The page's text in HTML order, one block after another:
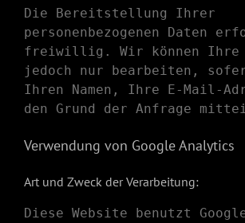
Die Bereitstellung Ihrer
personenbezogenen Daten
freiwillig. Wir können Ihre
jedoch nur bearbeiten,
Ihren Namen, Ihre E-Mail-
den Grund der Anfrage
Verwendung von Google Analytics
Art und Zweck der Verarbeitung:
Diese Website benutzt